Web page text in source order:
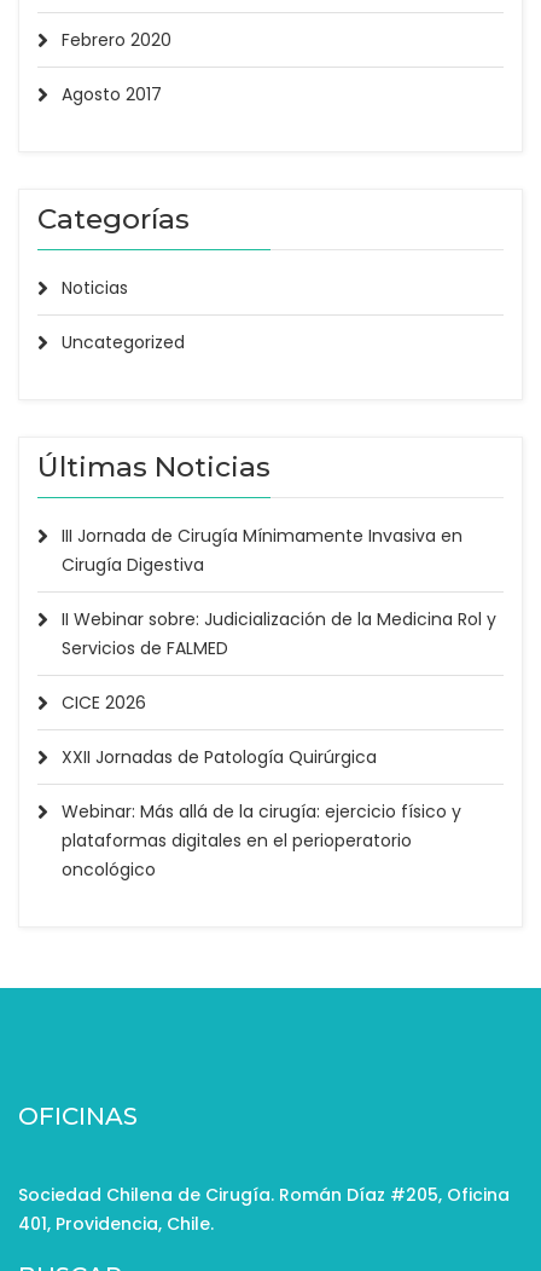
Febrero 2020
Agosto 2017
Categorías
Noticias
Uncategorized
Últimas Noticias
III Jornada de Cirugía Mínimamente Invasiva en
Cirugía Digestiva
II Webinar sobre: Judicialización de la Medicina Rol y
Servicios de FALMED
CICE 2026
XXII Jornadas de Patología Quirúrgica
Webinar: Más allá de la cirugía: ejercicio físico y
plataformas digitales en el perioperatorio
oncológico
OFICINAS
Sociedad Chilena de Cirugía. Román Díaz #205, Oficina
401, Providencia, Chile.